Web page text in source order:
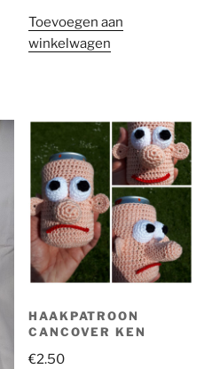
Toevoegen aan
winkelwagen
HAAKPATROON
CANCOVER KEN
€2.50